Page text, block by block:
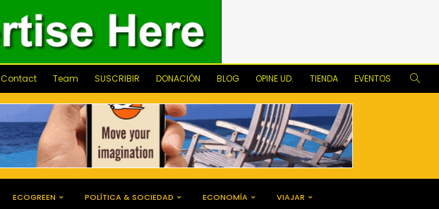
Contact Team SUSCRIBIR DONACIÓN BLOG OPINE UD. TIENDA EVENTOS
ECOGREEN POLÍTICA & SOCIEDAD ECONOMÍA VIAJAR